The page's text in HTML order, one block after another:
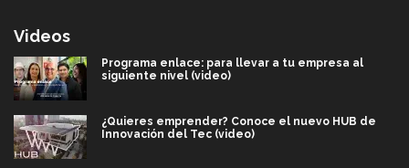
Videos
Programa enlace: para llevar a tu empresa al
siguiente nivel (video)
¿Quieres emprender? Conoce el nuevo HUB de
Innovación del Tec (video)